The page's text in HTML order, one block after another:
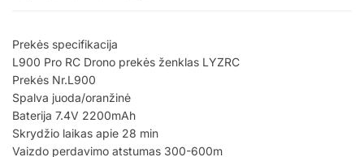
Prekės specifikacija
L900 Pro RC Drono prekės ženklas LYZRC
Prekės Nr.L900
Spalva juoda/oranžinė
Baterija 7.4V 2200mAh
Skrydžio laikas apie 28 min
Vaizdo perdavimo atstumas 300-600m